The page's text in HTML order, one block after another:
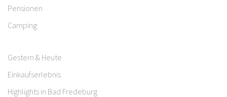
Pensionen
Camping
Gestern & Heute
Einkaufserlebnis
Highlights in Bad Fredeburg